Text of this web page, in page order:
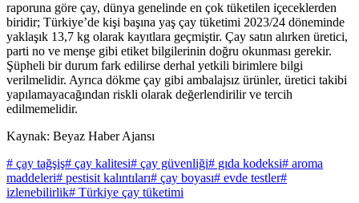
raporuna göre çay, dünya genelinde en çok tüketilen içeceklerden
biridir; Türkiye’de kişi başına yaş çay tüketimi 2023/24 döneminde
yaklaşık 13,7 kg olarak kayıtlara geçmiştir. Çay satın alırken üretici,
parti no ve menşe gibi etiket bilgilerinin doğru okunması gerekir.
Şüpheli bir durum fark edilirse derhal yetkili birimlere bilgi
verilmelidir. Ayrıca dökme çay gibi ambalajsız ürünler, üretici takibi
yapılamayacağından riskli olarak değerlendirilir ve tercih
edilmemelidir.
Kaynak: Beyaz Haber Ajansı
# çay tağşiş# çay kalitesi# çay güvenliği# gıda kodeksi# aroma
maddeleri# pestisit kalıntıları# çay boyası# evde testler#
izlenebilirlik# Türkiye çay tüketimi